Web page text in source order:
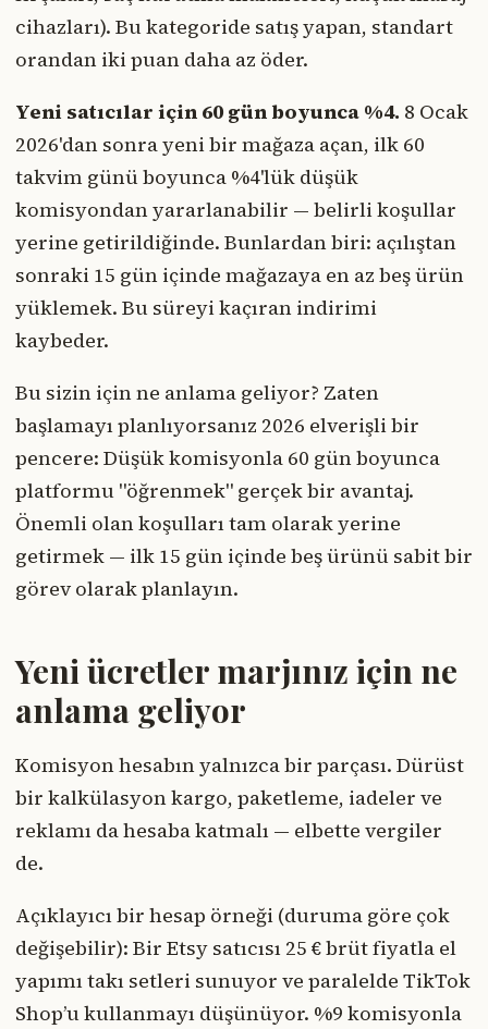
cihazları). Bu kategoride satış yapan, standart
orandan iki puan daha az öder.
Yeni satıcılar için 60 gün boyunca %4. 8 Ocak
2026'dan sonra yeni bir mağaza açan, ilk 60
takvim günü boyunca %4'lük düşük
komisyondan yararlanabilir — belirli koşullar
yerine getirildiğinde. Bunlardan biri: açılıştan
sonraki 15 gün içinde mağazaya en az beş ürün
yüklemek. Bu süreyi kaçıran indirimi
kaybeder.
Bu sizin için ne anlama geliyor? Zaten
başlamayı planlıyorsanız 2026 elverişli bir
pencere: Düşük komisyonla 60 gün boyunca
platformu "öğrenmek" gerçek bir avantaj.
Önemli olan koşulları tam olarak yerine
getirmek — ilk 15 gün içinde beş ürünü sabit bir
görev olarak planlayın.
Yeni ücretler marjınız için ne
anlama geliyor
Komisyon hesabın yalnızca bir parçası. Dürüst
bir kalkülasyon kargo, paketleme, iadeler ve
reklamı da hesaba katmalı — elbette vergiler
de.
Açıklayıcı bir hesap örneği (duruma göre çok
değişebilir): Bir Etsy satıcısı 25 € brüt fiyatla el
yapımı takı setleri sunuyor ve paralelde TikTok
Shop’u kullanmayı düşünüyor. %9 komisyonla